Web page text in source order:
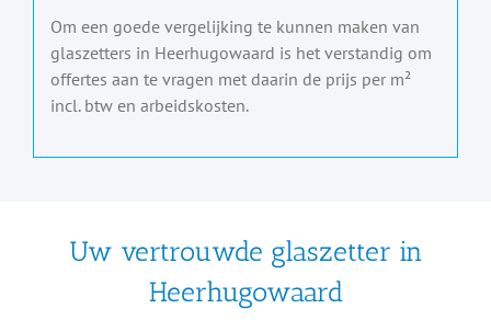
Om een goede vergelijking te kunnen maken van
glaszetters in Heerhugowaard is het verstandig om
offertes aan te vragen met daarin de prijs per m²
incl. btw en arbeidskosten.
Uw vertrouwde glaszetter in
Heerhugowaard